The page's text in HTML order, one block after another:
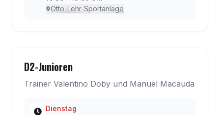
Otto-Lehr-Sportanlage
D2-Junioren
Trainer Valentino Doby und Manuel Macauda
Dienstag